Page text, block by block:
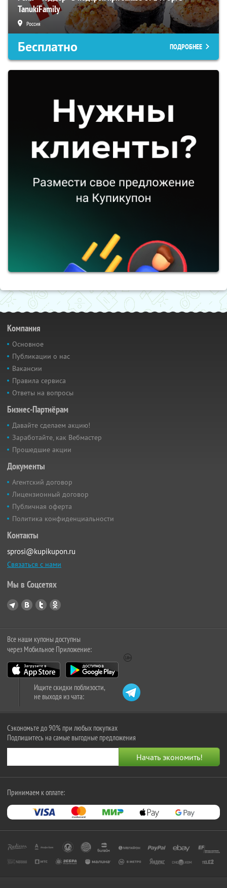
TanukiFamily
Россия
Бесплатно ПОДРОБНЕЕ
Компания
Основное
Публикации о нас
Вакансии
Правила сервиса
Ответы на вопросы
Бизнес-Партнёрам
Давайте сделаем акцию!
Заработайте, как Вебмастер
Прошедшие акции
Документы
Агентский договор
Лицензионный договор
Публичная оферта
Политика конфиденциальности
Контакты
sprosi@kupikupon.ru
Связаться с нами
Мы в Соцсетях
Все наши купоны доступны
через Мобильное Приложение:
Ищите скидки поблизости,
не выходя из чата:
Сэкономьте до 90% при любых покупках
Подпишитесь на самые выгодные предложения
Принимаем к оплате: